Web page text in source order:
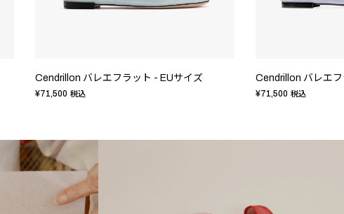
Cendrillon バレエフラット - EUサイズ
¥71,500 税込 ¥71,500 税込